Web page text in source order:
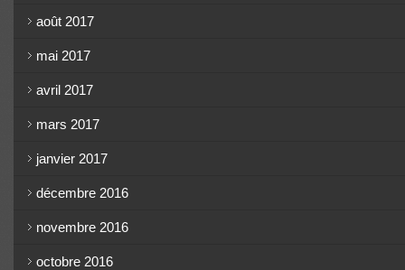
août 2017
mai 2017
avril 2017
mars 2017
janvier 2017
décembre 2016
novembre 2016
octobre 2016